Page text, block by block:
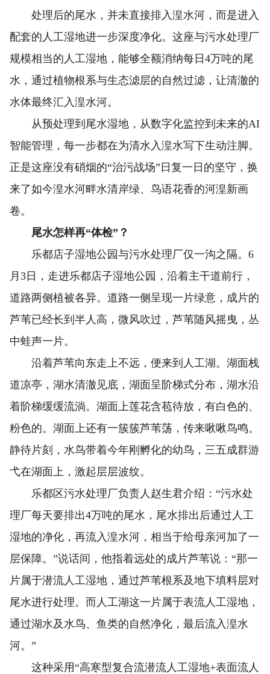
处理后的尾水，并未直接排入湟水河，而是进入
配套的人工湿地进一步深度净化。这座与污水处理厂
规模相当的人工湿地，能够全额消纳每日4万吨的尾
水，通过植物根系与生态滤层的自然过滤，让清澈的
水体最终汇入湟水河。
从预处理到尾水湿地，从数字化监控到未来的AI
智能管理，每一步都在为清水入湟水写下生动注脚。
正是这座没有硝烟的“治污战场”日复一日的坚守，换
来了如今湟水河畔水清岸绿、鸟语花香的河湟新画
卷。
尾水怎样再“体检”？
乐都店子湿地公园与污水处理厂仅一沟之隔。6
月3日，走进乐都店子湿地公园，沿着主干道前行，
道路两侧植被各异。道路一侧呈现一片绿意，成片的
芦苇已经长到半人高，微风吹过，芦苇随风摇曳，丛
中蛙声一片。
沿着芦苇向东走上不远，便来到人工湖。湖面栈
道凉亭，湖水清澈见底，湖面呈阶梯式分布，湖水沿
着阶梯缓缓流淌。湖面上莲花含苞待放，有白色的、
粉色的。湖面上还有一簇簇芦苇荡，传来啾啾鸟鸣。
静待片刻，水鸟带着今年刚孵化的幼鸟，三五成群游
弋在湖面上，激起层层波纹。
乐都区污水处理厂负责人赵生君介绍：“污水处
理厂每天要排出4万吨的尾水，尾水排出后通过人工
湿地的净化，再流入湟水河，相当于给母亲河加了一
层保障。”说话间，他指着远处的成片芦苇说：“那一
片属于潜流人工湿地，通过芦苇根系及地下填料层对
尾水进行处理。而人工湖这一片属于表流人工湿地，
通过湖水及水鸟、鱼类的自然净化，最后流入湟水
河。”
这种采用“高寒型复合流潜流人工湿地+表面流人